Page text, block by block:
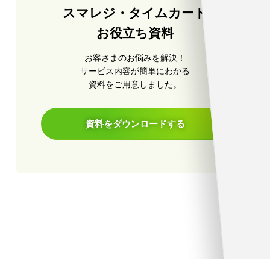
スマレジ・タイムカード
お役立ち資料
お客さまのお悩みを解決！
サービス内容が簡単にわかる
資料をご用意しました。
資料をダウンロードする